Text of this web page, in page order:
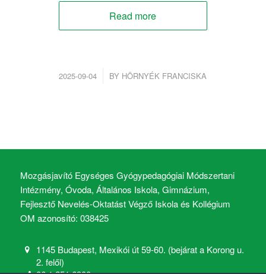
Read more
2025-09-04
/ BY HÖRNYÉK FRANCISKA
Mozgásjavító Egységes Gyógypedagógiai Módszertani
Intézmény, Óvoda, Általános Iskola, Gimnázium,
Fejlesztő Nevelés-Oktatást Végző Iskola és Kollégium
OM azonosító: 038425
1145 Budapest, Mexikói út 59-60. (bejárat a Korong u.
2. felől)